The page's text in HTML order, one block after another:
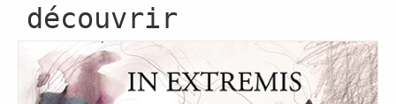
découvrir